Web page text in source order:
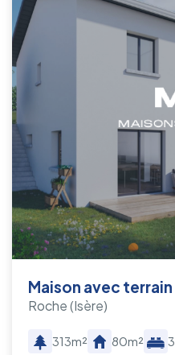
Maison avec terrain
Roche(Isère)
313m² 80m² 3